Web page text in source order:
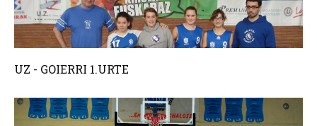
UZ - GOIERRI 1.URTE